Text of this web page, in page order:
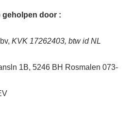
geholpen door :
KVK 17262403, btw id NL
1B, 5246 BH Rosmalen 073-